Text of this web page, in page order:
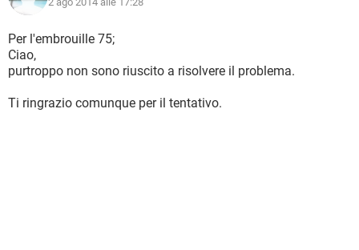
Per l'embrouille 75;
Ciao,
purtroppo non sono riuscito a risolvere il problema.
Ti ringrazio comunque per il tentativo.